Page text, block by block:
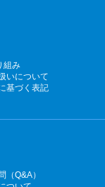
組み
いについて
基づく表記
（Q&A）